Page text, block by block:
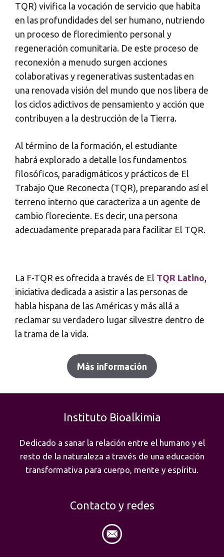
TQR) vivifica la vocación de servicio que habita
en las profundidades del ser humano, nutriendo
un proceso de florecimiento personal y
regeneración comunitaria. De este proceso de
reconexión a menudo surgen acciones
colaborativas y regenerativas sustentadas en
una renovada visión del mundo que nos libera de
los ciclos adictivos de pensamiento y acción que
contribuyen a la destrucción de la Tierra.
Al término de la formación, el estudiante
habrá explorado a detalle los fundamentos
filosóficos, paradigmáticos y prácticos de El
Trabajo Que Reconecta (TQR), preparando así el
terreno interno que caracteriza a un agente de
cambio floreciente. Es decir, una persona
adecuadamente preparada para facilitar El TQR.
La F-TQR es ofrecida a través de El TQR Latino
iniciativa dedicada a asistir a las personas de
habla hispana de las Américas y más allá a
reclamar su verdadero lugar silvestre dentro de
la trama de la vida.
Más información
Instituto Bioalkimia
Dedicado a sanar la relación entre el humano y el
resto de la naturaleza a través de una educación
transformativa para cuerpo, mente y espíritu.
Contacto y redes